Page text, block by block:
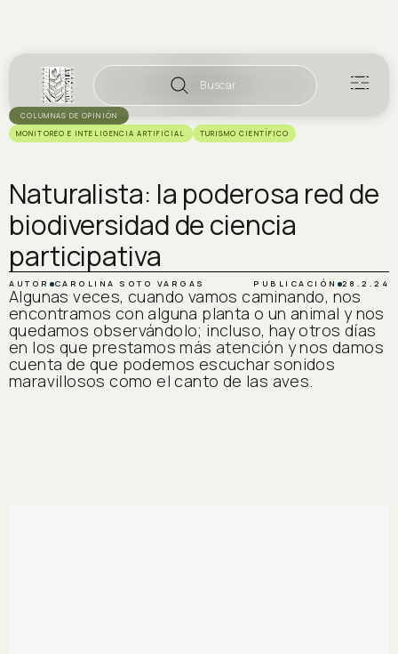
Buscar
COLUMNAS DE OPINIÓN
MONITOREO E INTELIGENCIA ARTIFICIAL
TURISMO CIENTÍFICO
Naturalista: la poderosa red de
biodiversidad de ciencia
participativa
AUTOR CAROLINA SOTO VARGAS PUBLICACIÓN 28.2.24
Algunas veces, cuando vamos caminando, nos
encontramos con alguna planta o un animal y nos
quedamos observándolo; incluso, hay otros días
en los que prestamos más atención y nos damos
cuenta de que podemos escuchar sonidos
maravillosos como el canto de las aves.